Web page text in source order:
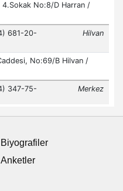
Biyografiler
Anketler